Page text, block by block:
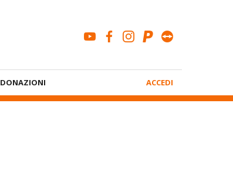
youtubefacebook
instagram
paypal
DONAZIONI
Account
ACCEDI